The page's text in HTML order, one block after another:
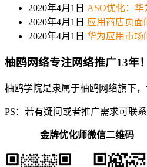
2020年4月1日 ASO优化：
2020年4月1日 应用商店页面
2020年4月1日 华为应用市场
柚鸥网络专注网络推广13年！
柚鸥学院是隶属于柚鸥网络旗下
PS：若有疑问或者推广需求可联系
金牌优化师微信二维码